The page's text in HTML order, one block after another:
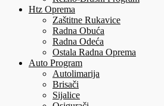
Htz Oprema
Zaštitne Rukavice
Radna Obuća
Radna Odeća
Ostala Radna Oprema
Auto Program
Autolimarija
Brisači
Sijalice